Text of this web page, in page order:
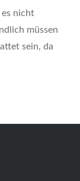
nicht
müssen
sein, da